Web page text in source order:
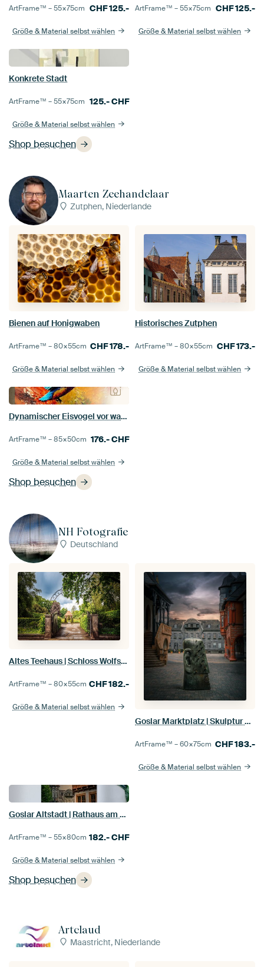
Shop besuchen
ArtFrame™ –55×75cm CHF125.-
Größe & Material selbst wählen
ArtFrame™ –55×75cm CHF125.-
Größe & Material selbst wählen
Konkrete Stadt
ArtFrame™ –55×75cm 125.-CHF
Größe & Material selbst wählen
Maarten Zeehandelaar
Zutphen, Niederlande
Shop besuchen
Bienen auf Honigwaben
ArtFrame™ –80×55cm CHF178.-
Größe & Material selbst wählen
Historisches Zutphen
ArtFrame™ –80×55cm CHF173.-
Größe & Material selbst wählen
Dynamischer Eisvogel vor warmem Hintergrund
ArtFrame™ –85×50cm 176.-CHF
Größe & Material selbst wählen
NH Fotografie
Deutschland
Shop besuchen
Altes Teehaus | Schloss Wolfsburg
ArtFrame™ –80×55cm CHF182.-
Größe & Material selbst wählen
Goslar Marktplatz | Skulptur Nagelkopf
ArtFrame™ –60×75cm CHF183.-
Größe & Material selbst wählen
Goslar Altstadt | Rathaus am Markt
ArtFrame™ –55×80cm 182.-CHF
Größe & Material selbst wählen
Artclaud
Maastricht, Niederlande